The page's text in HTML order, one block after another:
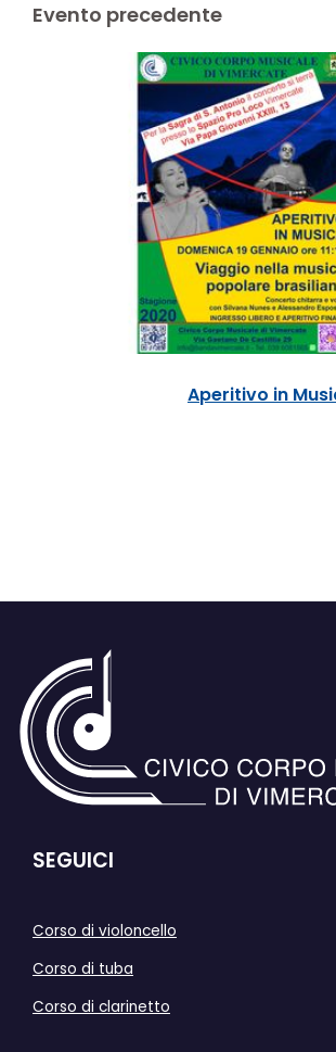
Evento precedente
Aperitivo in
SEGUICI
Corso di violoncello
Corso di tuba
Corso di clarinetto